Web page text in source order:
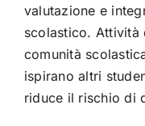
valutazione e
scolastico. Attività
comunità
ispirano altri
riduce il rischio di